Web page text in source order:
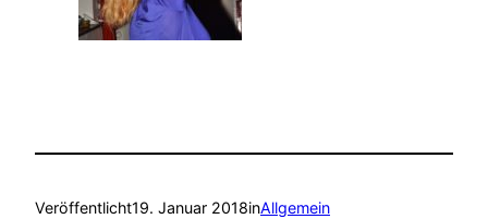
Veröffentlicht19. Januar 2018inAllgemein